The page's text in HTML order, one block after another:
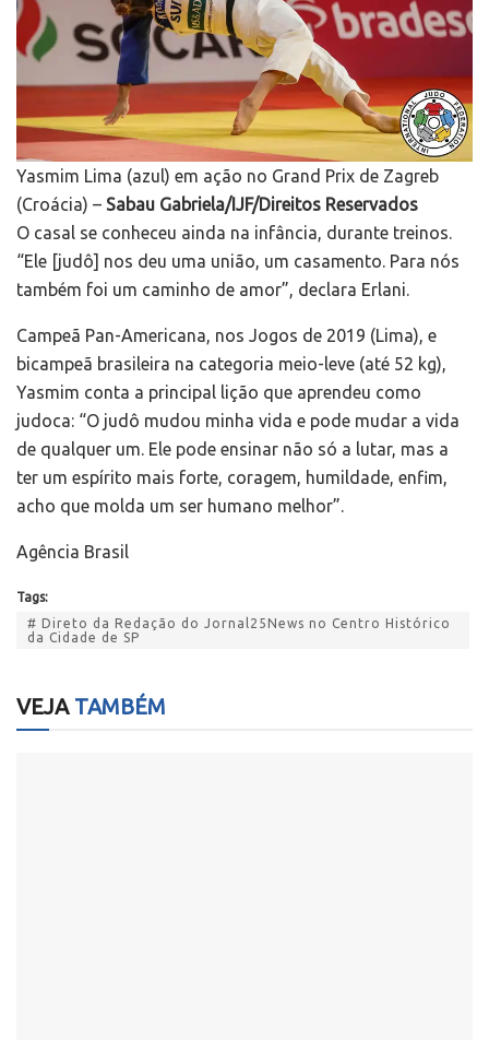
Yasmim Lima (azul) em ação no Grand Prix de Zagreb
(Croácia) – Sabau Gabriela/IJF/Direitos Reservados
O casal se conheceu ainda na infância, durante treinos.
“Ele [judô] nos deu uma união, um casamento. Para nós
também foi um caminho de amor”, declara Erlani.
Campeã Pan-Americana, nos Jogos de 2019 (Lima), e
bicampeã brasileira na categoria meio-leve (até 52 kg),
Yasmim conta a principal lição que aprendeu como
judoca: “O judô mudou minha vida e pode mudar a vida
de qualquer um. Ele pode ensinar não só a lutar, mas a
ter um espírito mais forte, coragem, humildade, enfim,
acho que molda um ser humano melhor”.
Agência Brasil
Tags:
# Direto da Redação do Jornal25News no Centro Histórico
da Cidade de SP
VEJATAMBÉM